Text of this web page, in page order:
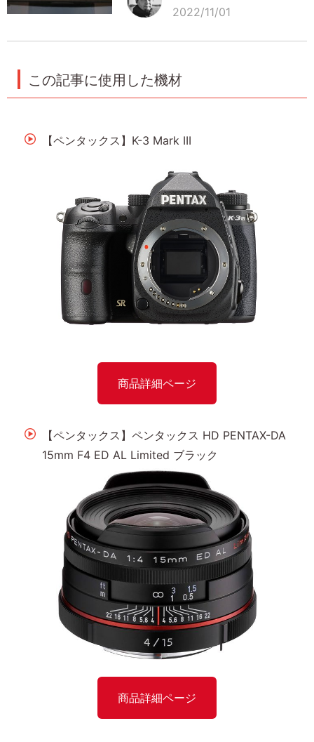
2022/11/01
この記事に使用した機材
【ペンタックス】K-3 Mark III
商品詳細ページ
【ペンタックス】ペンタックス HD PENTAX-DA
15mm F4 ED AL Limited ブラック
商品詳細ページ